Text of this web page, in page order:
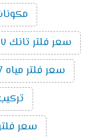
مكونات
سعر فلتر تانك ٧ مراحل
سعر فلتر مياه 7 مراحل تايواني امريكي 2019
سعر فلتر تانك 7